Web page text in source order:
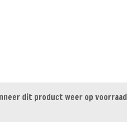
dit product weer op voorraad